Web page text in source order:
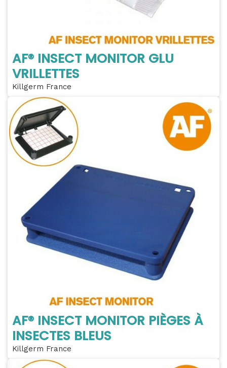
AF® INSECT MONITOR GLU
VRILLETTES
Killgerm France
AF® INSECT MONITOR PIÈGES À
INSECTES BLEUS
Killgerm France